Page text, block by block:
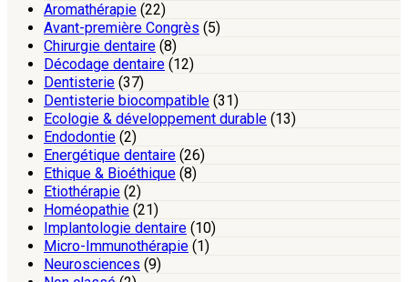
Aromathérapie (22)
Avant-première Congrès (5)
Chirurgie dentaire (8)
Décodage dentaire (12)
Dentisterie (37)
Dentisterie biocompatible (31)
Ecologie & développement durable (13)
Endodontie (2)
Energétique dentaire (26)
Ethique & Bioéthique (8)
Etiothérapie (2)
Homéopathie (21)
Implantologie dentaire (10)
Micro-Immunothérapie (1)
Neurosciences (9)